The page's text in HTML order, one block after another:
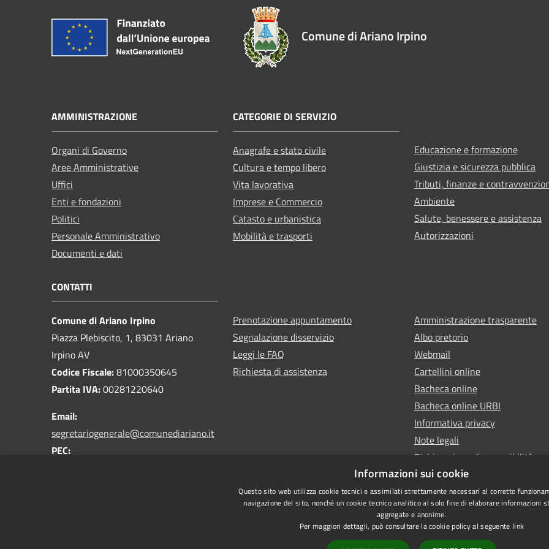
Comune di Ariano Irpino
AMMINISTRAZIONE
Organi di Governo
Aree Amministrative
Uffici
Enti e fondazioni
Politici
Personale Amministrativo
Documenti e dati
CATEGORIE DI SERVIZIO
Anagrafe e stato civile
Cultura e tempo libero
Vita lavorativa
Imprese e Commercio
Catasto e urbanistica
Mobilità e trasporti
Educazione e formazione
Giustizia e sicurezza pubblica
Tributi, finanze e
Ambiente
Salute, benessere e assistenza
Autorizzazioni
CONTATTI
Comune di Ariano Irpino
Piazza Plebiscito, 1, 83031 Ariano
Irpino AV
Codice Fiscale:81000350645
Partita IVA:00281220640
Email:
segretariogenerale@comunediariano.it
PEC:
Prenotazione appuntamento
Segnalazione disservizio
Leggi le FAQ
Richiesta di assistenza
Amministrazione trasparente
Albo pretorio
Webmail
Cartellini online
Bacheca online
Bacheca online URBI
Informativa privacy
Note legali
Dichiarazione di accessibilità
Informazioni sui cookie
Questo sito web utilizza cookie tecnici e assimilati strettamente necessari al corretto
navigazione del sito, nonché un cookie tecnico analitico al solo fine di elaborare informazioni
aggregate e anonime.
Per maggiori dettagli, può consultare la cookie policy al seguente link